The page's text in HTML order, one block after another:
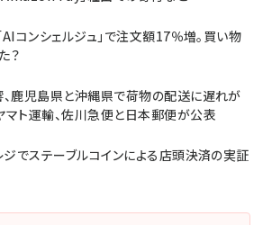
AIコンシェルジュ」で注文額17％増。買い物
？
鹿児島県と沖縄県で荷物の配送に遅れが
マト運輸、佐川急便と日本郵便が公表
ジでステーブルコインによる店頭決済の実証